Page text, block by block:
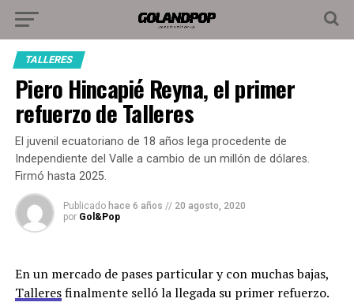
TALLERES
Piero Hincapié Reyna, el primer
refuerzo de Talleres
El juvenil ecuatoriano de 18 años lega procedente de
Independiente del Valle a cambio de un millón de dólares.
Firmó hasta 2025.
Publicado hace 6 años // 20 agosto, 2020
por Gol&Pop
En un mercado de pases particular y con muchas bajas,
Talleresfinalmente selló la llegada su primer refuerzo.